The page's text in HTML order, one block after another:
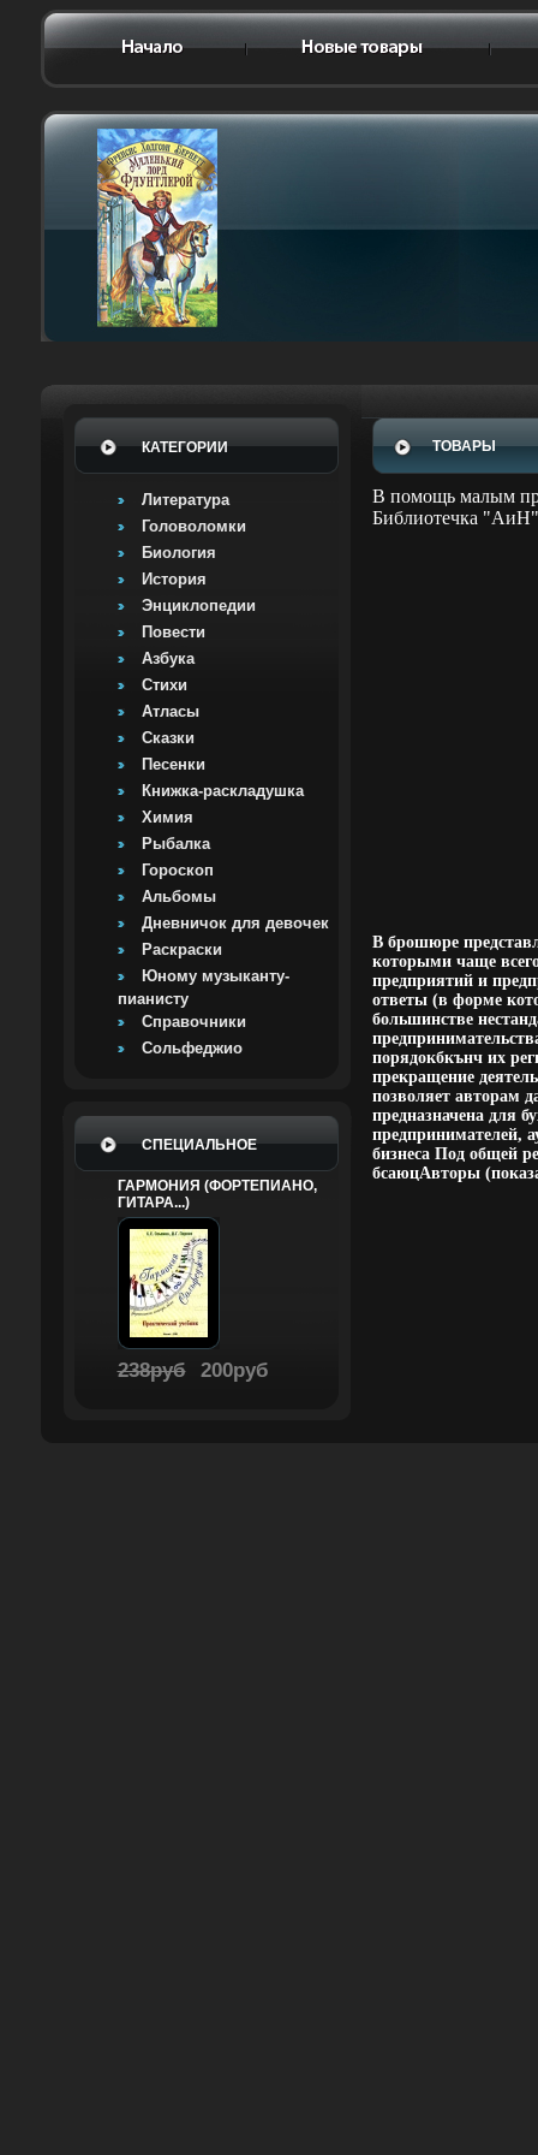
КАТЕГОРИИ
Литература
Головоломки
Биология
История
Энциклопедии
Повести
Азбука
Стихи
Атласы
Сказки
Песенки
Книжка-раскладушка
Химия
Рыбалка
Гороскоп
Альбомы
Дневничок для девочек
Раскраски
Юному музыканту-
пианисту
Справочники
Сольфеджио
СПЕЦИАЛЬНОЕ
ГАРМОНИЯ (ФОРТЕПИАНО,
ГИТАРА...)
238руб 200руб
ТОВАРЫ
В помощь малым
Библиотечка "АиН"
В брошюре
которыми чаще
предприятий и
ответы (в форме
большинстве
порядокбкънч их
прекращение
позволяет авторам
предназначена для
предпринимателей,
бизнеса Под общей
бсаюцАвторы